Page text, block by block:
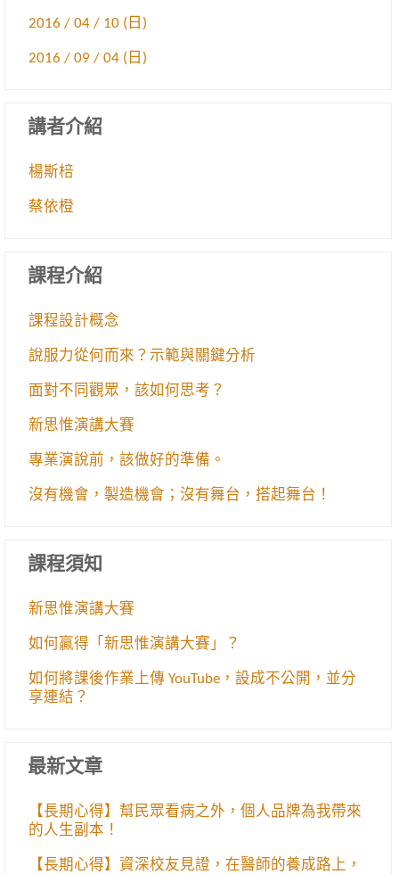
2016 / 04 / 10 (日)
2016 / 09 / 04 (日)
講者介紹
楊斯棓
蔡依橙
課程介紹
課程設計概念
說服力從何而來？示範與關鍵分析
面對不同觀眾，該如何思考？
新思惟演講大賽
專業演說前，該做好的準備。
沒有機會，製造機會；沒有舞台，搭起舞台！
課程須知
新思惟演講大賽
如何贏得「新思惟演講大賽」？
如何將課後作業上傳 YouTube，設成不公開，並分
享連結？
最新文章
【長期心得】幫民眾看病之外，個人品牌為我帶來
的人生副本！
【長期心得】資深校友見證，在醫師的養成路上，